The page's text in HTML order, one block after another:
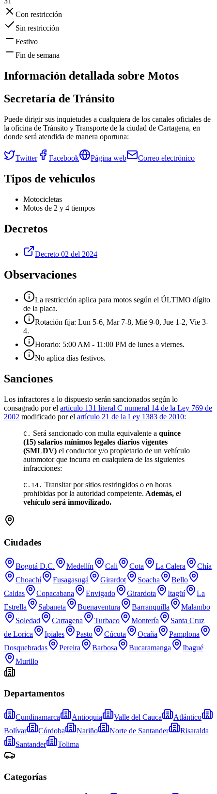
Con restricción
Sin restricción
Festivo
Fin de semana
Información detallada sobre Motos
Secretaría de Tránsito
Puede dirigir sus inquietudes a cualquiera de los canales oficiales de
la oficina de Tránsito y Transporte de la ciudad de Cartagena, en
donde será atendida de manera oportuna:
Twitter Facebook Página web Correo electrónico
Tipos de vehículos
Motocicletas
Motos de 2 y 4 tiempos
Decretos
Decreto 02 del 2024
Observaciones
La restricción aplica para motos según el ÚLTIMO dígito
de la placa.
Rotación fija: Lun 5-6, Mar 7-8, Mié 9-0, Jue 1-2, Vie 3-
4.
Horario: 5:00 AM - 11:00 PM de lunes a viernes.
No aplica días festivos.
Sanciones
Los infractores a lo dispuesto serán sancionados según lo
consagrado por el artículo 131 literal C numeral 14 de la Ley 769 de
2002 modificado por el artículo 21 de la Ley 1383 de 2010:
C. Será sancionado con multa equivalente a quince
(15) salarios mínimos legales diarios vigentes
(SMLDV) el conductor y/o propietario de un vehículo
automotor que incurra en cualquiera de las siguientes
infracciones:
C.14. Transitar por sitios restringidos o en horas
prohibidas por la autoridad competente. Además, el
vehículo será inmovilizado.
Ciudades
Bogotá D.C. Medellín Cali Cota La Calera
Chía
Choachí
Fusagasugá Girardot Soacha
Bello
Caldas
Copacabana Envigado Girardota Itagüí
La
Estrella
Sabaneta Buenaventura Barranquilla
Malambo
Soledad
Cartagena Turbaco Montería
Santa Cruz
de Lorica
Ipiales Pasto Cúcuta Ocaña
Pamplona
Dosquebradas
Pereira Barbosa Bucaramanga
Ibagué
Murillo
Departamentos
Cundinamarca Antioquia Valle del Cauca
Atlántico
Bolívar
Córdoba Nariño Norte de Santander
Risaralda
Santander
Tolima
Categorías